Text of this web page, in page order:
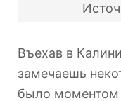
Въехав в
замечаешь
было моментом